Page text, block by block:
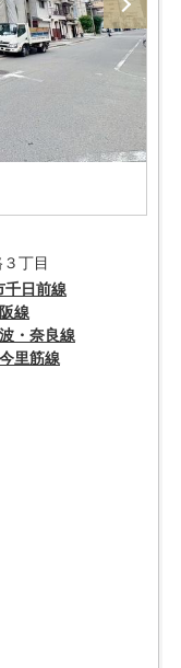
丁目
千日前線
線
・奈良線
里筋線